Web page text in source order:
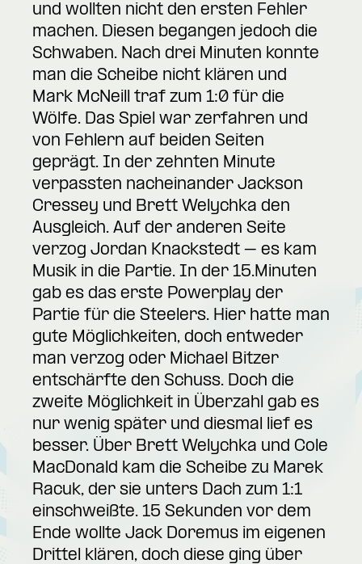
und wollten nicht den ersten Fehler
machen. Diesen begangen jedoch die
Schwaben. Nach drei Minuten konnte
man die Scheibe nicht klären und
Mark McNeill traf zum 1:0 für die
Wölfe. Das Spiel war zerfahren und
von Fehlern auf beiden Seiten
geprägt. In der zehnten Minute
verpassten nacheinander Jackson
Cressey und Brett Welychka den
Ausgleich. Auf der anderen Seite
verzog Jordan Knackstedt – es kam
Musik in die Partie. In der 15.Minuten
gab es das erste Powerplay der
Partie für die Steelers. Hier hatte man
gute Möglichkeiten, doch entweder
man verzog oder Michael Bitzer
entschärfte den Schuss. Doch die
zweite Möglichkeit in Überzahl gab es
nur wenig später und diesmal lief es
besser. Über Brett Welychka und Cole
MacDonald kam die Scheibe zu Marek
Racuk, der sie unters Dach zum 1:1
einschweißte. 15 Sekunden vor dem
Ende wollte Jack Doremus im eigenen
Drittel klären, doch diese ging über